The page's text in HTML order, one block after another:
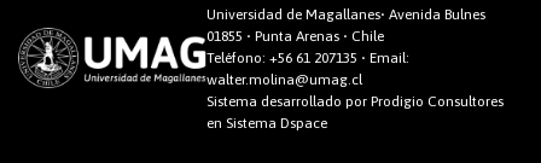
Universidad de Magallanes• Avenida Bulnes
01855 • Punta Arenas • Chile
Teléfono:+56 61 207135 • Email:
walter.molina@umag.cl
Sistema desarrollado por Prodigio Consultores
en Sistema Dspace